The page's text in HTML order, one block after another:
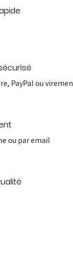
PayPal ou
ou par email